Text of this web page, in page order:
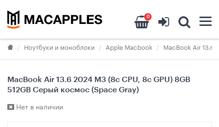
0
Ноутбуки и моноблоки Apple Macbook MacBook Air
MacBook Air 13.6 2024 M3 (8c CPU, 8c GPU) 8GB
512GB Серый космос (Space Gray)
Нет в наличии